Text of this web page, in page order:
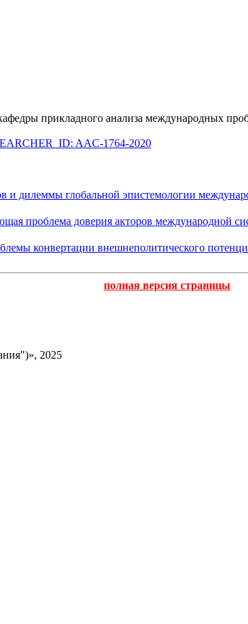
кафедры прикладного анализа
AAC-1764-2020
и дилеммы глобальной эпистемологии
проблема доверия акторов международной
конвертации внешнеполитического
полная версия страницы
2025